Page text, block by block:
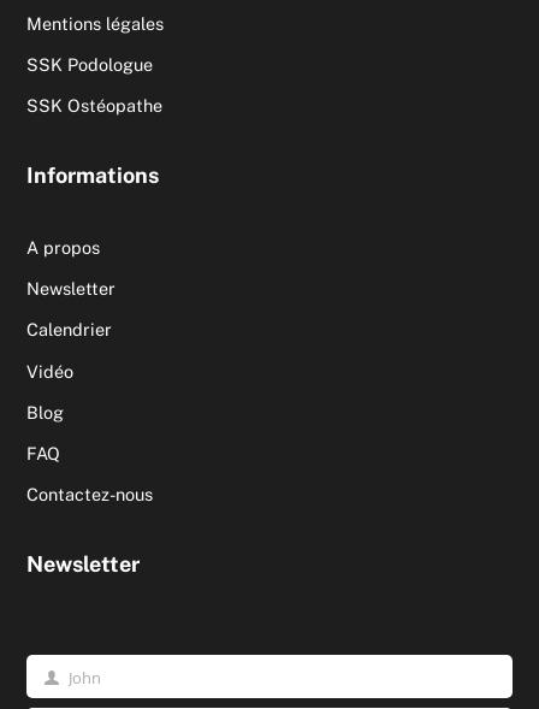
Mentions légales
SSK Podologue
SSK Ostéopathe
Informations
A propos
Newsletter
Calendrier
Vidéo
Blog
FAQ
Contactez-nous
Newsletter
PrénomJohn